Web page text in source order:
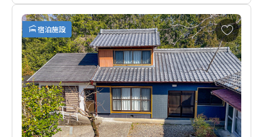
好立地。
現在「素泊まりプラン」のみの販売ですが、徒歩3分以内にスー
パーがあり食事を購入可能。
温もりと安心を感じられる杉の木を全面に利用した内装に加
え、2階からは壮大な熊野川の絶景をご覧いただけます。
熊野古道 小辺路にも面しており、中辺路を歩かれる方はもちろ
ん、小辺路ウォークのお客様のご宿泊にもオススメ！
宿泊施設
お
気
に
入
り
に
追